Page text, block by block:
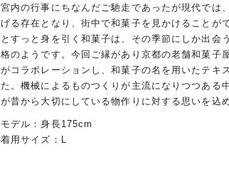
宮内の行事にちなんだご馳走であったが現代では
げる存在となり、街中で和菓子を見かけることが
とすっと身を引く和菓子は、その季節にしか出会
格のようです。今回ご縁があり京都の老舗和菓子
がコラボレーションし、和菓子の名を用いたテキ
た。機械によるものつくりが主流になりつつある
が昔から大切にしている物作りに対する思いを込
モデル：身長175cm
着用サイズ：L